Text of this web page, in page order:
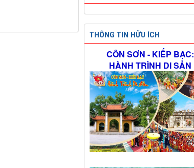
THÔNG TIN HỮU ÍCH
CÔN SƠN - KIẾP BẠC:
HÀNH TRÌNH DI SẢN